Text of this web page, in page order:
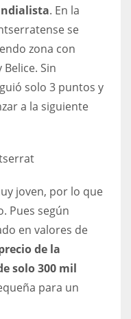
. En la
se
zona con
Sin
solo 3 puntos y
a la siguiente
joven, por lo que
Pues según
en valores de
de la
solo 300 mil
para un